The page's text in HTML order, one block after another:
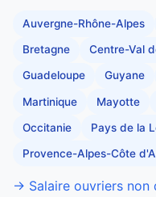
Auvergne-Rhône-Alpes
Bretagne Centre-Val
Guadeloupe Guyane
Martinique Mayotte
Occitanie Pays de la
Provence-Alpes-Côte
→ Salaire ouvriers non